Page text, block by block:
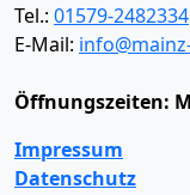
Tel.: 01579-2482334
E-Mail:
Öffnungszeiten:
Impressum
Datenschutz